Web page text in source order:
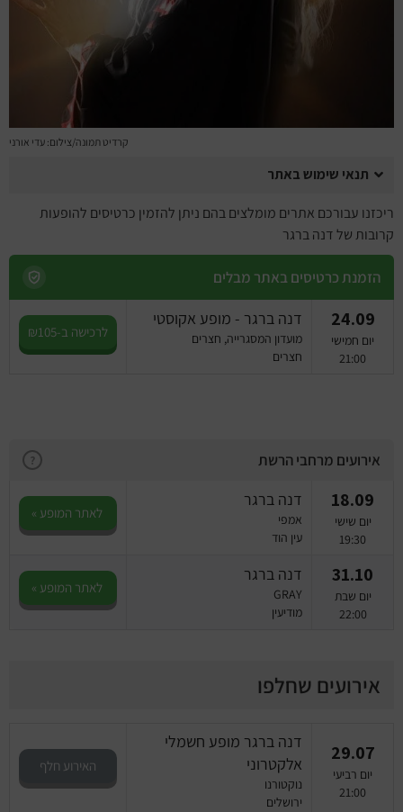
קרדיט תמונה/צילום: עדי אורני
תנאי שימוש באתר
ריכזנו עבורכם אתרים מומלצים בהם ניתן להזמין כרטיסים להופעות
קרובות של דנה ברגר
הזמנת כרטיסים באתר מבלים
24.09
יום חמישי
21:00
דנה ברגר - מופע אקוסטי
מועדון המסגרייה, חצרים
חצרים
לרכישה ב-₪105
אירועים מרחבי הרשת ?
18.09
יום שישי
19:30
דנה ברגר
אמפי
עין הוד
לאתר המופע »
31.10
יום שבת
22:00
דנה ברגר
GRAY
מודיעין
לאתר המופע »
אירועים שחלפו
29.07
יום רביעי
21:00
דנה ברגר מופע חשמלי
אלקטרוני
נוקטורנו
ירושלים
האירוע חלף